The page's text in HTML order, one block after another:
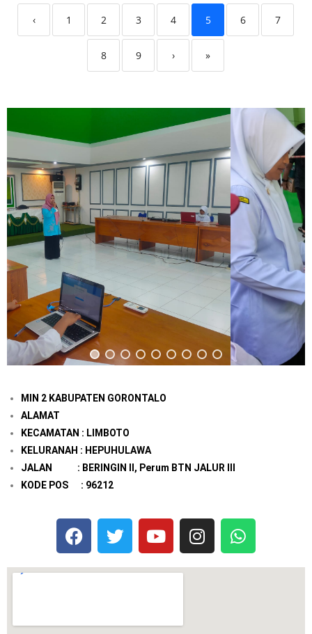
‹ 1 2 3 4 5 6 7
8 9 › »
MIN 2 KABUPATEN GORONTALO
ALAMAT
KECAMATAN : LIMBOTO
KELURANAH : HEPUHULAWA
JALAN : BERINGIN II, Perum BTN JALUR III
KODE POS : 96212